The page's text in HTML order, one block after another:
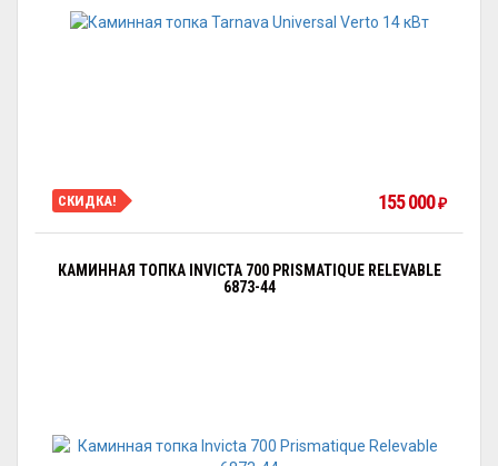
СКИДКА! 155 000₽
КАМИННАЯ ТОПКА INVICTA 700 PRISMATIQUE RELEVABLE
6873-44